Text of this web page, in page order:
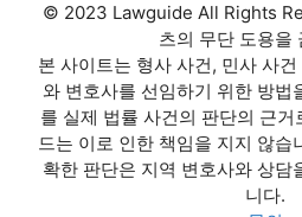
© 2023 Lawguide All Rights
츠의 무단 도용을
본 사이트는 형사 사건, 민사 사
와 변호사를 선임하기 위한 방법
를 실제 법률 사건의 판단의 근
드는 이로 인한 책임을 지지 않습
확한 판단은 지역 변호사와 상담
니다.